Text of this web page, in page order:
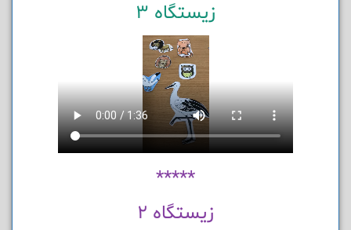
زیستگاه 3
*****
زیستگاه 2